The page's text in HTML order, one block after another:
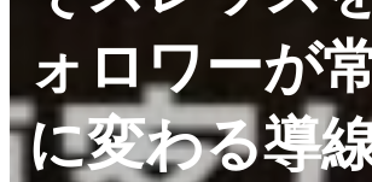
ォロワーが
に変わる導